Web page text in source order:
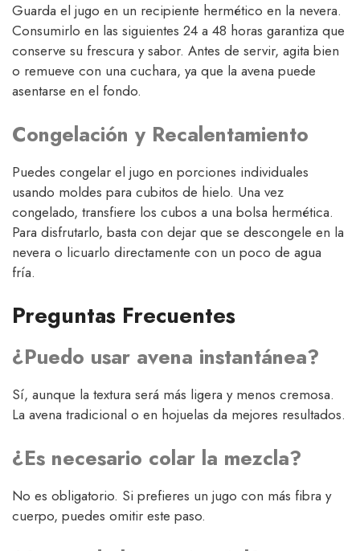
Guarda el jugo en un recipiente hermético en la nevera.
Consumirlo en las siguientes 24 a 48 horas garantiza que
conserve su frescura y sabor. Antes de servir, agita bien
o remueve con una cuchara, ya que la avena puede
asentarse en el fondo.
Congelación y Recalentamiento
Puedes congelar el jugo en porciones individuales
usando moldes para cubitos de hielo. Una vez
congelado, transfiere los cubos a una bolsa hermética.
Para disfrutarlo, basta con dejar que se descongele en la
nevera o licuarlo directamente con un poco de agua
fría.
Preguntas Frecuentes
¿Puedo usar avena instantánea?
Sí, aunque la textura será más ligera y menos cremosa.
La avena tradicional o en hojuelas da mejores resultados.
¿Es necesario colar la mezcla?
No es obligatorio. Si prefieres un jugo con más fibra y
cuerpo, puedes omitir este paso.